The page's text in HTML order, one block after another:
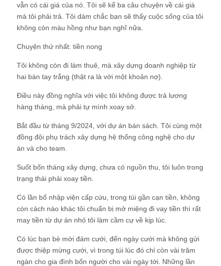
vẫn có cái giá của nó. Tôi sẽ kể ba câu chuyện về cái giá
mà tôi phải trả. Tôi dám chắc bạn sẽ thấy cuộc sống của tôi
không còn màu hồng như bạn nghĩ nữa.
Chuyện thứ nhất: tiền nong
Tôi không còn đi làm thuê, mà xây dựng doanh nghiệp từ
hai bàn tay trắng (thật ra là với một khoản nợ).
Điều này đồng nghĩa với việc tôi không được trả lương
hàng tháng, mà phải tự mình xoay sở.
Bắt đầu từ tháng 9/2024, với dự án bán sách. Tôi cùng một
đồng đội phụ trách xây dựng hệ thống công nghệ cho dự
án và cho team.
Suốt bốn tháng xây dựng, chưa có nguồn thu, tôi luôn trong
trạng thái phải xoay tiền.
Có lần bố nhập viện cấp cứu, trong túi gần cạn tiền, không
còn cách nào khác tôi chuẩn bị mở miệng đi vay tiền thì rất
may tiền từ dự án nhỏ tôi làm cầm cự về kịp lúc.
Có lúc bạn bè mời đám cưới, đến ngày cưới mà không gửi
được thiệp mừng cưới, vì trong túi lúc đó chỉ còn vài trăm
ngàn cho gia đình bốn người cho vài ngày tới. Những lần